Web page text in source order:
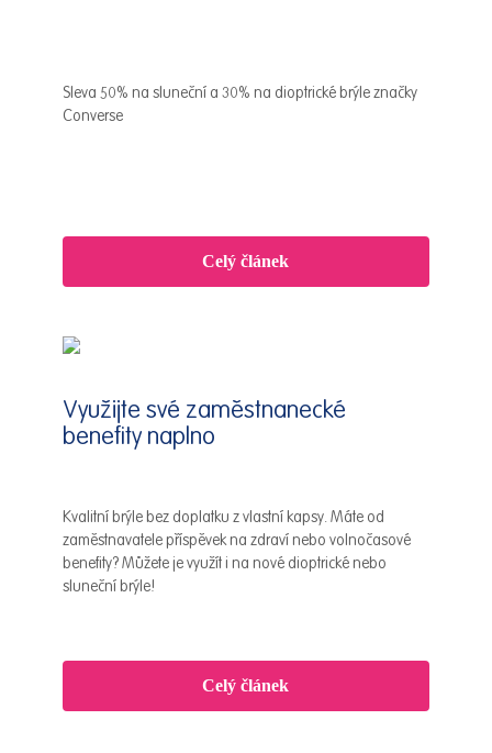
Sleva 50% na sluneční a 30% na dioptrické brýle značky
Converse
Celý článek
Využijte své zaměstnanecké
benefity naplno
Kvalitní brýle bez doplatku z vlastní kapsy. Máte od
zaměstnavatele příspěvek na zdraví nebo volnočasové
benefity? Můžete je využít i na nové dioptrické nebo
sluneční brýle!
Celý článek